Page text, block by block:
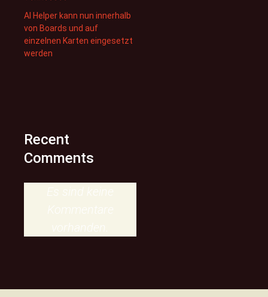
AI Helper kann nun innerhalb
von Boards und auf
einzelnen Karten eingesetzt
werden
Recent
Comments
Es sind keine
Kommentare
vorhanden.